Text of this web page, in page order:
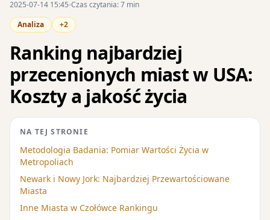
2025-07-14 15:45 Czas czytania: 7 min
Analiza
+2
Ranking najbardziej
przecenionych miast w USA:
Koszty a jakość życia
NA TEJ STRONIE
Metodologia Badania: Pomiar Wartości Życia w
Metropoliach
Newark i Nowy Jork: Najbardziej Przewartościowane
Miasta
Inne Miasta w Czołówce Rankingu